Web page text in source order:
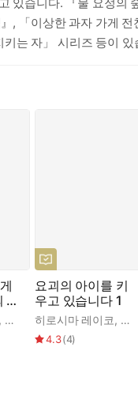
「이상한 과자 가게
키는 자」 시리즈 등이 있
갈
, 쟈쟈 김정화
요괴의 아이를 키
우고 있습니다 1
히로시마 레이코, 미
4.3(4)